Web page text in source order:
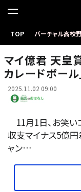
TOP バーチャル高校
霜降り明星・粗品 (C)Nakajima
マイ億君 天皇
カレードボール
2025.11.02 09:00
11月1日、お笑い
収支マイナス5億円
ャン…